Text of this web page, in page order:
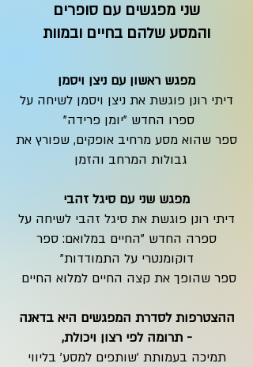
שני מפגשים עם סופרים
והמסע שלהם בחיים ובמוות
מפגש ראשון עם ניצן ויסמן
דיתי רונן פוגשת את ניצן ויסמן לשיחה על
ספרו החדש "יומן פרידה"
ספר שהוא מסע מרחיב אופקים, שפורץ את
גבולות המרחב והזמן
מפגש שני עם סיגל זהבי
דיתי רונן פוגשת את סיגל זהבי לשיחה על
ספרה החדש "החיים במלואם: ספר
דוקומנטרי על התמודדות"
ספר שהופך את קצה החיים למלוא החיים
ההצטרפות לסדרת המפגשים היא בדאנה
- תרומה לפי רצון ויכולת,
תמיכה בעמותת 'שותפים למסע' בליווי